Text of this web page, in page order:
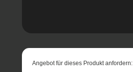
Angebot für dieses Produkt anfordern: